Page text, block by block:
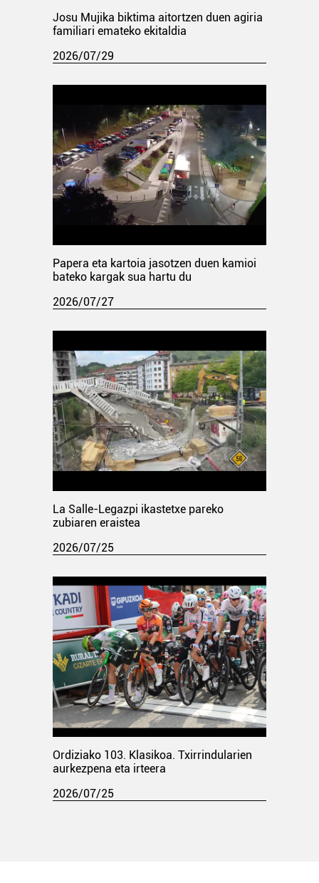
Josu Mujika biktima aitortzen duen agiria
familiari emateko ekitaldia
2026/07/29
Papera eta kartoia jasotzen duen kamioi
bateko kargak sua hartu du
2026/07/27
La Salle-Legazpi ikastetxe pareko
zubiaren eraistea
2026/07/25
Ordiziako 103. Klasikoa. Txirrindularien
aurkezpena eta irteera
2026/07/25